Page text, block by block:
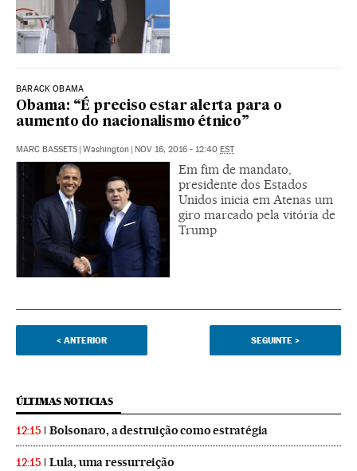
BARACK OBAMA
Obama: “É preciso estar alerta para o
aumento do nacionalismo étnico”
MARC BASSETS Washington NOV 16, 2016 - 12:40 EST
Em fim de mandato,
presidente dos Estados
Unidos inicia em Atenas um
giro marcado pela vitória de
Trump
< ANTERIOR SEGUINTE >
ÚLTIMAS NOTICIAS
12:15 Bolsonaro, a destruição como estratégia
12:15 Lula, uma ressurreição